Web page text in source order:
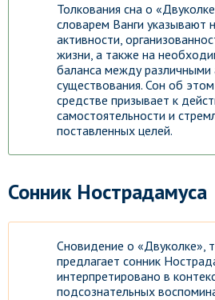
Толкования сна о
словарем Ванги указывают
активности,
жизни, а также на
баланса между различными
существования. Сон об
средстве призывает к
самостоятельности и
поставленных целей.
Сонник Нострадамуса
Сновидение о «Двуколке»,
предлагает сонник
интерпретировано в
подсознательных